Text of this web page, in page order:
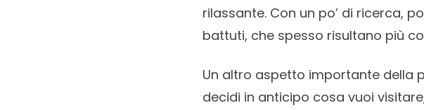
rilassante. Con un po’ di ricerca,
battuti, che spesso risultano più
Un altro aspetto importante della
decidi in anticipo cosa vuoi